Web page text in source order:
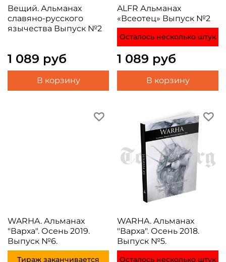
Вещий. Альманах
славяно-русского
язычества Выпуск №2
1 089 руб
В корзину
ALFR Альманах
«Всеотец» Выпуск №2
Осталось несколько штук
1 089 руб
В корзину
WARHA. Альманах
"Варха". Осень 2019.
Выпуск №6.
Тираж заканчивается
WARHA. Альманах
"Варха". Осень 2018.
Выпуск №5.
Осталось несколько штук